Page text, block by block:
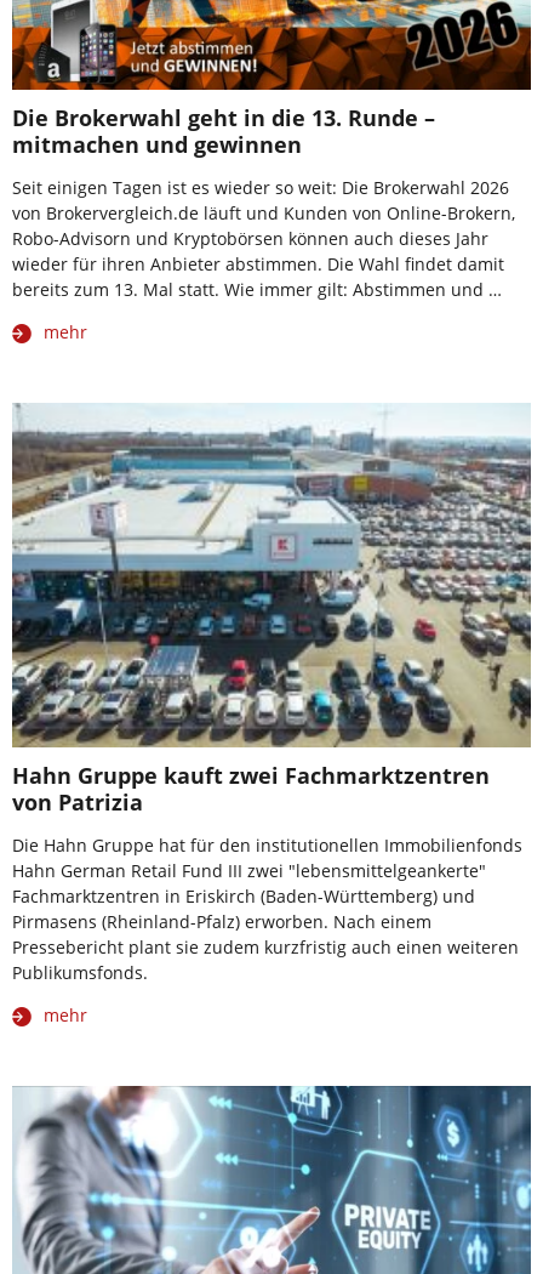
Die Brokerwahl geht in die 13. Runde –
mitmachen und gewinnen
Seit einigen Tagen ist es wieder so weit: Die Brokerwahl 2026
von Brokervergleich.de läuft und Kunden von Online-Brokern,
Robo-Advisorn und Kryptobörsen können auch dieses Jahr
wieder für ihren Anbieter abstimmen. Die Wahl findet damit
bereits zum 13. Mal statt. Wie immer gilt: Abstimmen und …
mehr
Hahn Gruppe kauft zwei Fachmarktzentren
von Patrizia
Die Hahn Gruppe hat für den institutionellen Immobilienfonds
Hahn German Retail Fund III zwei "lebensmittelgeankerte"
Fachmarktzentren in Eriskirch (Baden-Württemberg) und
Pirmasens (Rheinland-Pfalz) erworben. Nach einem
Pressebericht plant sie zudem kurzfristig auch einen weiteren
Publikumsfonds.
mehr